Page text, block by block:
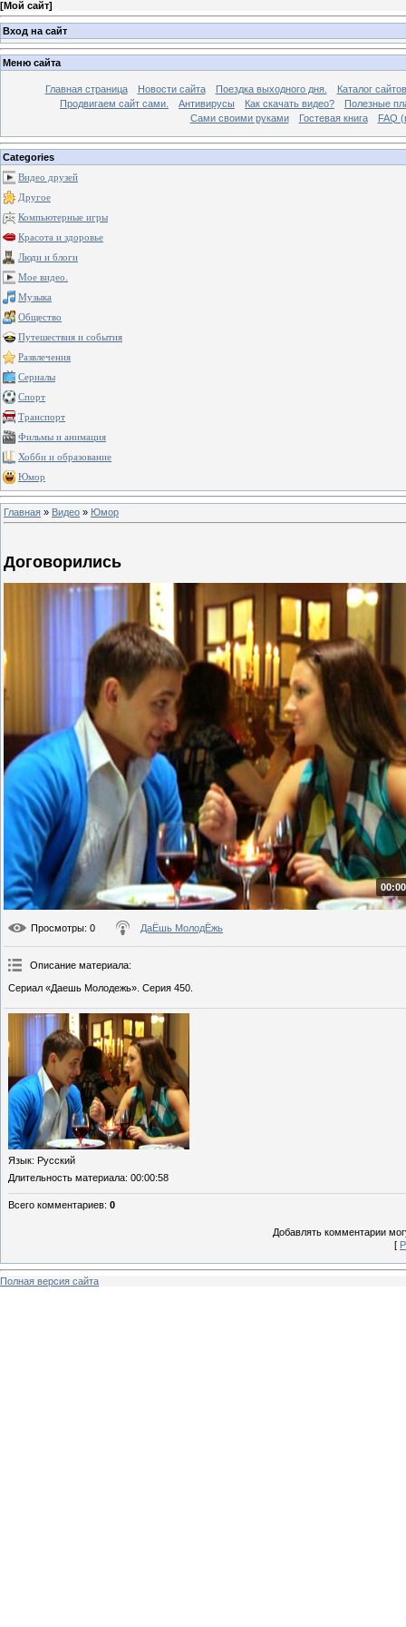
[Мой сайт]
Вход на сайт
Меню сайта
Главная страница Новости сайта Поездка выходного дня.
Каталог сайтов
Продвигаем сайт сами.
Антивирусы Как скачать видео?
Полезные
Сами своими руками
Гостевая книга FAQ
Categories
Видео друзей
Другое
Компьютерные игры
Красота и здоровье
Люди и блоги
Мое видео.
Музыка
Общество
Путешествия и события
Развлечения
Сериалы
Спорт
Транспорт
Фильмы и анимация
Хобби и образование
Юмор
Главная » Видео » Юмор
Договорились
Просмотры: 0 ДаЁшь МолодЁжь
Описание материала:
Сериал «Даешь Молодежь». Серия 450.
Язык: Русский
Длительность материала: 00:00:58
Всего комментариев: 0
Добавлять комментарии
[
Полная версия сайта